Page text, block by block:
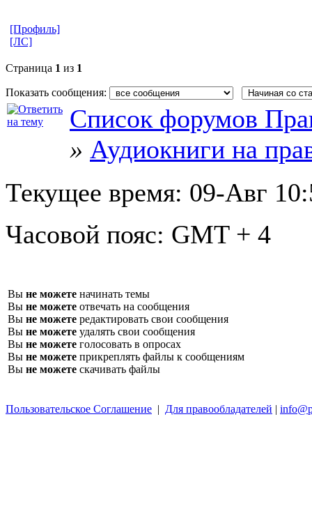
[Профиль]
[ЛС]
Страница 1 из 1
Показать сообщения:
Список форумов
» Аудиокниги на
Текущее время: 09-Авг
Часовой пояс: GMT + 4
Вы не можете начинать темы
Вы не можете отвечать на сообщения
Вы не можете редактировать свои сообщения
Вы не можете удалять свои сообщения
Вы не можете голосовать в опросах
Вы не можете прикреплять файлы к сообщениям
Вы не можете скачивать файлы
Пользовательское Соглашение | Для правообладателей |